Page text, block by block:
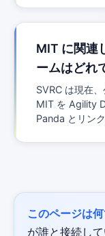
MIT に関連
ームはどれ
SVRC は現在
MIT を Agility
Panda とリン
このページは
が誰と接続し